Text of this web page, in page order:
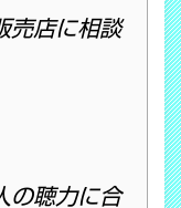
売店に相談
の聴力に合